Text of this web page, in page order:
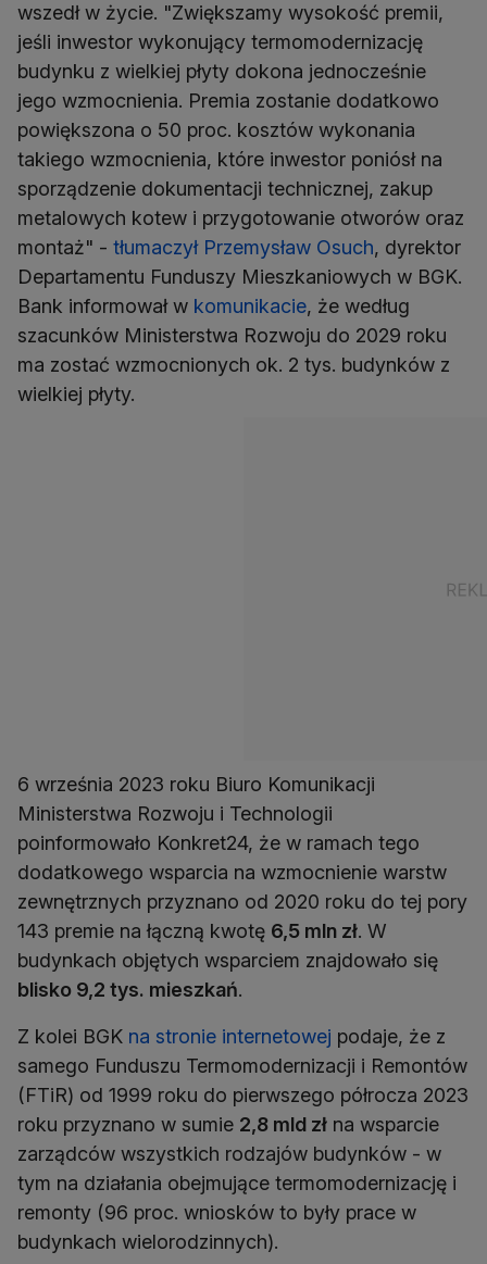
wszedł w życie. "Zwiększamy wysokość premii,
jeśli inwestor wykonujący termomodernizację
budynku z wielkiej płyty dokona jednocześnie
jego wzmocnienia. Premia zostanie dodatkowo
powiększona o 50 proc. kosztów wykonania
takiego wzmocnienia, które inwestor poniósł na
sporządzenie dokumentacji technicznej, zakup
metalowych kotew i przygotowanie otworów oraz
montaż" - tłumaczył Przemysław Osuch, dyrektor
Departamentu Funduszy Mieszkaniowych w BGK.
Bank informował w komunikacie, że według
szacunków Ministerstwa Rozwoju do 2029 roku
ma zostać wzmocnionych ok. 2 tys. budynków z
wielkiej płyty.
6 września 2023 roku Biuro Komunikacji
Ministerstwa Rozwoju i Technologii
poinformowało Konkret24, że w ramach tego
dodatkowego wsparcia na wzmocnienie warstw
zewnętrznych przyznano od 2020 roku do tej pory
143 premie na łączną kwotę 6,5 mln zł. W
budynkach objętych wsparciem znajdowało się
blisko 9,2 tys. mieszkań.
Z kolei BGK na stronie internetowej podaje, że z
samego Funduszu Termomodernizacji i Remontów
(FTiR) od 1999 roku do pierwszego półrocza 2023
roku przyznano w sumie 2,8 mld zł na wsparcie
zarządców wszystkich rodzajów budynków - w
tym na działania obejmujące termomodernizację i
remonty (96 proc. wniosków to były prace w
budynkach wielorodzinnych).